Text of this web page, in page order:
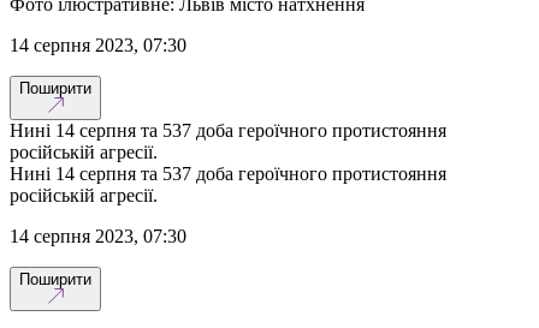
14 серпня 2023, 07:30
Поширити
Нині 14 серпня та 537 доба героїчного протистояння
російській агресії.
Нині 14 серпня та 537 доба героїчного протистояння
російській агресії.
14 серпня 2023, 07:30
Поширити